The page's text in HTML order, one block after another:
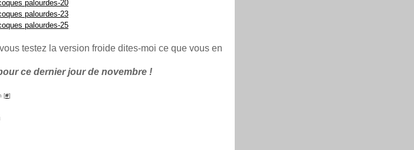
testez la version froide dites-moi ce que vous en
ce dernier jour de novembre !
[#]